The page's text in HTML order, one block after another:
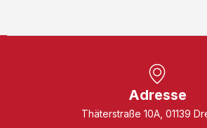
Adresse
Thäterstraße 10A, 01139